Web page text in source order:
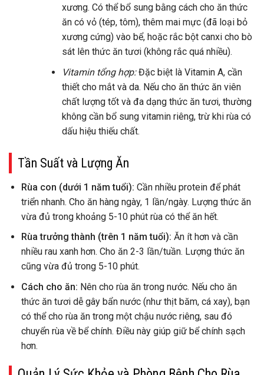
xương. Có thể bổ sung bằng cách cho ăn thức
ăn có vỏ (tép, tôm), thêm mai mực (đã loại bỏ
xương cứng) vào bể, hoặc rắc bột canxi cho bò
sát lên thức ăn tươi (không rắc quá nhiều).
Vitamin tổng hợp:Đặc biệt là Vitamin A, cần
thiết cho mắt và da. Nếu cho ăn thức ăn viên
chất lượng tốt và đa dạng thức ăn tươi, thường
không cần bổ sung vitamin riêng, trừ khi rùa có
dấu hiệu thiếu chất.
Tần Suất và Lượng Ăn
Rùa con (dưới 1 năm tuổi): Cần nhiều protein để phát
triển nhanh. Cho ăn hàng ngày, 1 lần/ngày. Lượng thức ăn
vừa đủ trong khoảng 5-10 phút rùa có thể ăn hết.
Rùa trưởng thành (trên 1 năm tuổi): Ăn ít hơn và cần
nhiều rau xanh hơn. Cho ăn 2-3 lần/tuần. Lượng thức ăn
cũng vừa đủ trong 5-10 phút.
Cách cho ăn: Nên cho rùa ăn trong nước. Nếu cho ăn
thức ăn tươi dễ gây bẩn nước (như thịt băm, cá xay), bạn
có thể cho rùa ăn trong một chậu nước riêng, sau đó
chuyển rùa về bể chính. Điều này giúp giữ bể chính sạch
hơn.